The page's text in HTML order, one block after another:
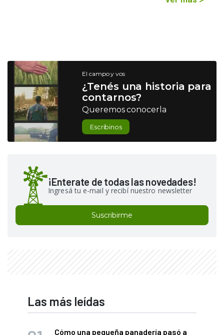
El campo y vos
¿Tenés una historia para
contarnos?
Queremos conocerla
Escribinos
¡Enterate de todas las novedades!
Ingresá tu e-mail y recibí nuestro newsletter
Suscribirme
Las más leídas
Cómo una pequeña panadería pasó a